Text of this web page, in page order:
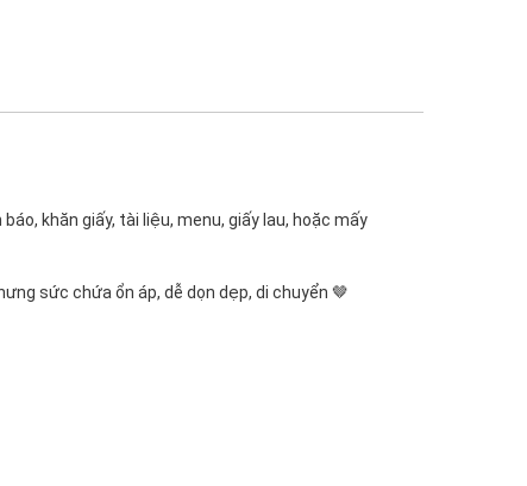
khăn giấy, tài liệu, menu, giấy lau, hoặc mấy
sức chứa ổn áp, dễ dọn dẹp, di chuyển 🤎